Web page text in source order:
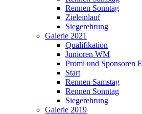
Rennen Sonntag
Zieleinlauf
Siegerehrung
Galerie 2021
Qualifikation
Junioren WM
Promi und Sponsoren
Start
Rennen Samstag
Rennen Sonntag
Siegerehrung
Galerie 2019